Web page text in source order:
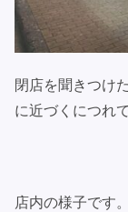
閉店を聞きつけ
に近づくにつれ
店内の様子です。